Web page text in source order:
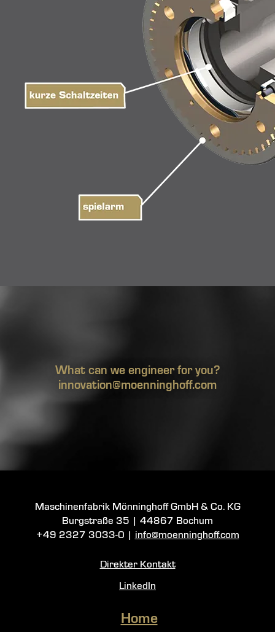
What can we engineer for you?
innovation@moenninghoff.com
Maschinenfabrik Mönninghoff GmbH & Co. KG
Burgstraße 35
44867 Bochum
+49 2327 3033-0
info@moenninghoff.com
Direkter Kontakt
LinkedIn
Home